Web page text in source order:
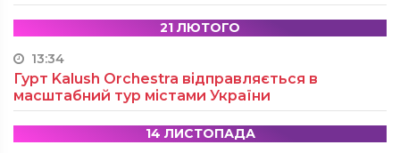
21 ЛЮТОГО
13:34
Гурт Kalush Orchestra відправляється в
масштабний тур містами України
14 ЛИСТОПАДА